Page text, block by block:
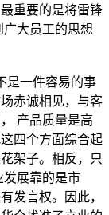
重要的是将雷锋
大员工的思想
一件容易的事
赤诚相见，与客
产品质量是高
四个方面综合起
架子。相反，只
发展靠的是市
发言权。因此，